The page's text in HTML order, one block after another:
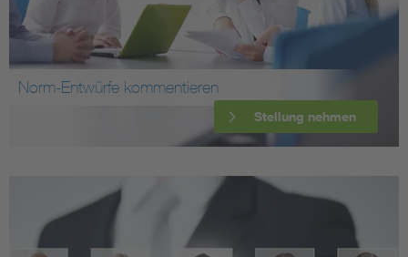
Norm-Entwürfe kommentieren
Stellung nehmen